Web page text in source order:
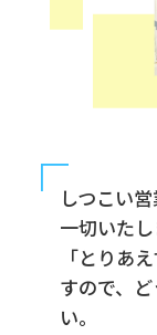
しつこい
一切いたし
「とりあ
すので、
い。